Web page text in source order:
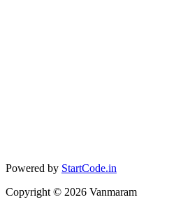
Powered by StartCode.in
Copyright © 2026 Vanmaram